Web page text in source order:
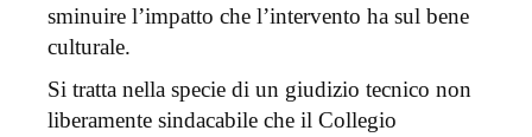
sminuire l’impatto che l’intervento ha sul bene
culturale.
Si tratta nella specie di un giudizio tecnico non
liberamente sindacabile che il Collegio